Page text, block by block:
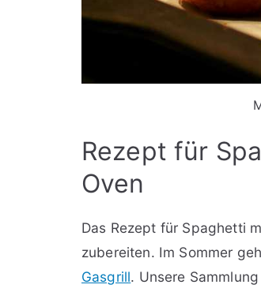
Rezept für
Oven
Das Rezept für Spaghetti
zubereiten. Im Sommer
Gasgrill. Unsere